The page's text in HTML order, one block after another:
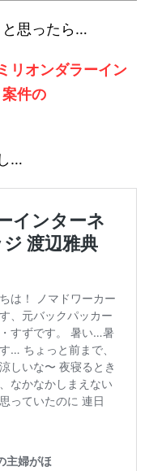
と思ったら…
リオンダラーイン
件の
…